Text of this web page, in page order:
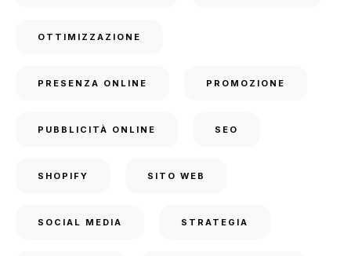
OTTIMIZZAZIONE
PRESENZA ONLINE PROMOZIONE
PUBBLICITÀ ONLINE SEO
SHOPIFY SITO WEB
SOCIAL MEDIA STRATEGIA